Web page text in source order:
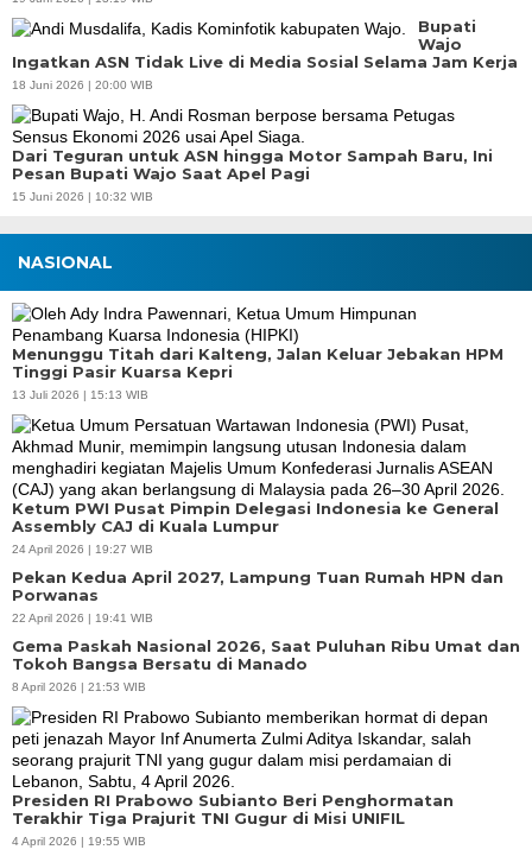
Bupati
Wajo
Ingatkan ASN Tidak Live di Media Sosial Selama Jam Kerja
18 Juni 2026 | 20:00 WIB
Dari Teguran untuk ASN hingga Motor Sampah Baru, Ini
Pesan Bupati Wajo Saat Apel Pagi
15 Juni 2026 | 10:32 WIB
NASIONAL
Menunggu Titah dari Kalteng, Jalan Keluar Jebakan HPM
Tinggi Pasir Kuarsa Kepri
13 Juli 2026 | 15:13 WIB
Ketum PWI Pusat Pimpin Delegasi Indonesia ke General
Assembly CAJ di Kuala Lumpur
24 April 2026 | 19:27 WIB
Pekan Kedua April 2027, Lampung Tuan Rumah HPN dan
Porwanas
22 April 2026 | 19:41 WIB
Gema Paskah Nasional 2026, Saat Puluhan Ribu Umat dan
Tokoh Bangsa Bersatu di Manado
8 April 2026 | 21:53 WIB
Presiden RI Prabowo Subianto Beri Penghormatan
Terakhir Tiga Prajurit TNI Gugur di Misi UNIFIL
4 April 2026 | 19:55 WIB